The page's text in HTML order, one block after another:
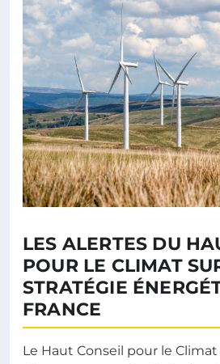
LES ALERTES DU
POUR LE CLIMAT
STRATÉGIE
FRANCE
Le Haut Conseil pour le Climat